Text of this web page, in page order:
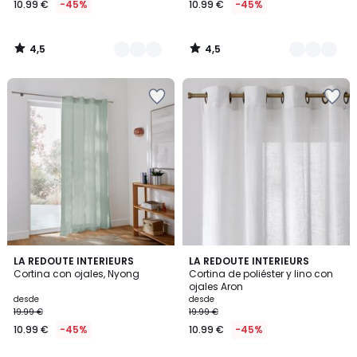
partir
10.99
€
lugar
19.99
45%
descuento
aplicado.
10.99 € -45%
4,5
/
10.99 € -45%
4,5
/
LA REDOUTE INTERIEURS
Cortina con ojales, Nyong
desde
19.99 €
10.99 € -45%
4,6
/ 5
5
Colores
LA REDOUTE INTERIEURS
Cortina de poliéster y lino con
ojales Aron
desde
19.99 €
10.99 € -45%
4,6
/ 5
2
Colores